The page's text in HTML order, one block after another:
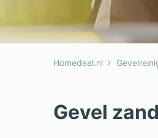
Homedeal.nl
Gevel